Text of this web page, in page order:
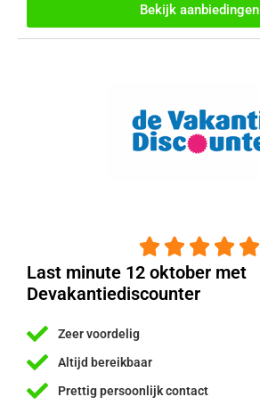
Bekijk aanbiedingen
    
Last minute 12 oktober met
Devakantiediscounter
Zeer voordelig
Altijd bereikbaar
Prettig persoonlijk contact